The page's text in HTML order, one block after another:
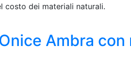
costo dei materiali naturali.
Ambra con